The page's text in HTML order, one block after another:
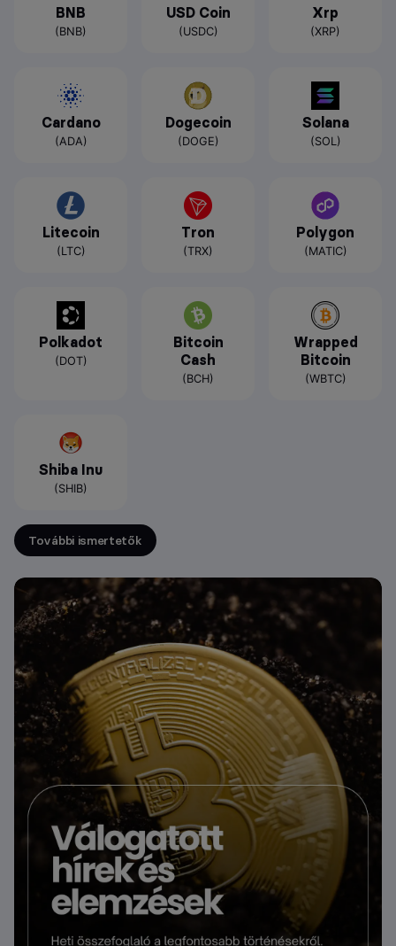
BNB
(BNB)
USD Coin
(USDC)
Xrp
(XRP)
Cardano
(ADA)
Dogecoin
(DOGE)
Solana
(SOL)
Litecoin
(LTC)
Tron
(TRX)
Polygon
(MATIC)
Polkadot
(DOT)
Bitcoin
Cash
(BCH)
Wrapped
Bitcoin
(WBTC)
Shiba Inu
(SHIB)
További ismertetők